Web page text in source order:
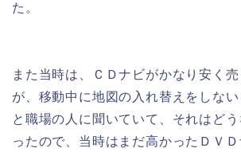
た。
また当時は、ＣＤナビがかなり安く
が、移動中に地図の入れ替えをしない
と職場の人に聞いていて、それはど
ったので、当時はまだ高かったＤＶ